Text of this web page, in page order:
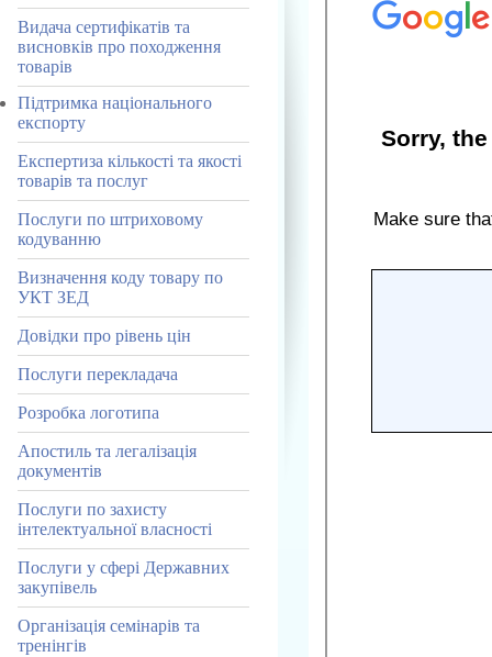
Видача сертифікатів та
висновків про походження
товарів
Підтримка національного
експорту
Експертиза кількості та якості
товарів та послуг
Послуги по штриховому
кодуванню
Визначення коду товару по
УКТ ЗЕД
Довідки про рівень цін
Послуги перекладача
Розробка логотипа
Апостиль та легалізація
документів
Послуги по захисту
інтелектуальної власності
Послуги у сфері Державних
закупівель
Організація семінарів та
тренінгів